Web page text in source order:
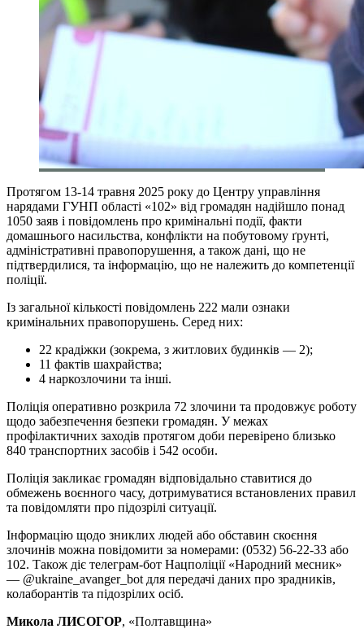
Протягом 13-14 травня 2025 року до Центру управління
нарядами ГУНП області «102» від громадян надійшло понад
1050 заяв і повідомлень про кримінальні події, факти
домашнього насильства, конфлікти на побутовому ґрунті,
адміністративні правопорушення, а також дані, що не
підтвердилися, та інформацію, що не належить до компетенції
поліції.
Із загальної кількості повідомлень 222 мали ознаки
кримінальних правопорушень. Серед них:
22 крадіжки (зокрема, з житлових будинків — 2);
11 фактів шахрайства;
4 наркозлочини та інші.
Поліція оперативно розкрила 72 злочини та продовжує роботу
щодо забезпечення безпеки громадян. У межах
профілактичних заходів протягом доби перевірено близько
840 транспортних засобів і 542 особи.
Поліція закликає громадян відповідально ставитися до
обмежень воєнного часу, дотримуватися встановлених правил
та повідомляти про підозрілі ситуації.
Інформацію щодо зниклих людей або обставин скоєння
злочинів можна повідомити за номерами: (0532) 56-22-33 або
102. Також діє телеграм-бот Нацполіції «Народний месник»
— @ukraine_avanger_bot для передачі даних про зрадників,
колаборантів та підозрілих осіб.
Микола ЛИСОГОР, «Полтавщина»